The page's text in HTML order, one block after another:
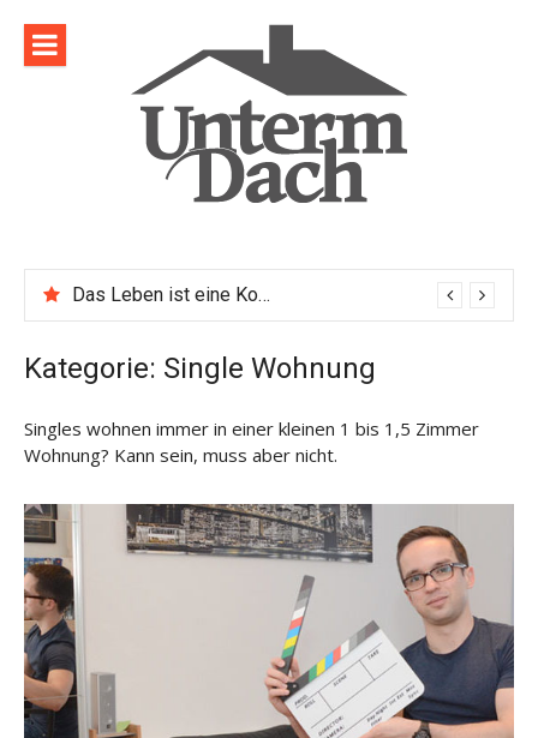
zum
Inhalt
Das Leben ist eine Komposition
Kategorie: Single Wohnung
Singles wohnen immer in einer kleinen 1 bis 1,5 Zimmer
Wohnung? Kann sein, muss aber nicht.